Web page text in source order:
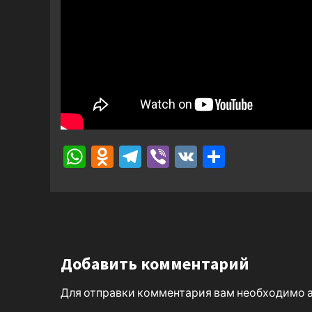
WhatsApp
Odnoklassniki
Telegram
Viber
VK
Добавить комментарий
Для отправки комментария вам необходимо